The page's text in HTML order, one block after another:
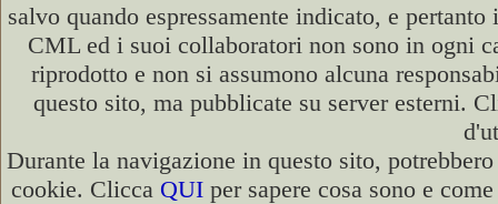
salvo quando espressamente indicato, e
CML ed i suoi collaboratori non sono in ogni
riprodotto e non si assumono alcuna
questo sito, ma pubblicate su server esterni.
Durante la navigazione in questo sito,
cookie. Clicca QUI per sapere cosa sono e